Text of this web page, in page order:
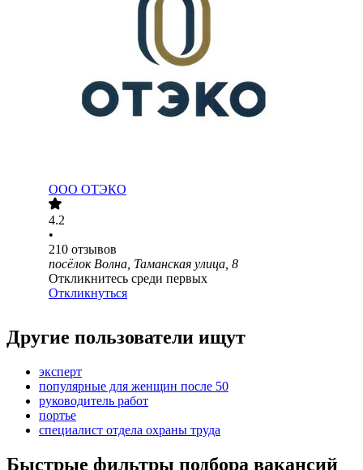
ООО ОТЭКО
4.2
•
210 отзывов
посёлок Волна, Таманская улица, 8
Откликнитесь среди первых
Откликнуться
Другие пользователи ищут
эксперт
популярные для женщин после 50
руководитель работ
портье
специалист отдела охраны труда
Быстрые фильтры подбора вакансий